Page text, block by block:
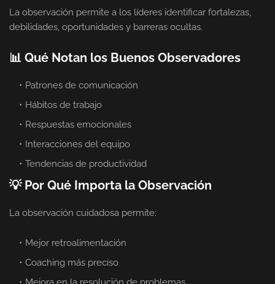
La observación permite a los líderes identificar fortalezas,
debilidades, oportunidades y barreras ocultas.
📊 Qué Notan los Buenos Observadores
Patrones de comunicación
Hábitos de trabajo
Respuestas emocionales
Interacciones del equipo
Tendencias de productividad
💡 Por Qué Importa la Observación
La observación cuidadosa permite:
Mejor retroalimentación
Coaching más preciso